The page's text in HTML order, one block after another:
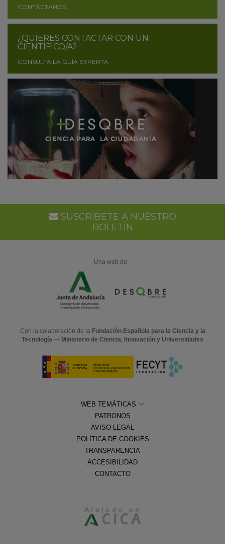
CONTÁCTANOS
¿QUIERES CONTACTAR CON UN
CIENTÍFICO/A?
CONSULTA LA GUÍA EXPERTA
SUSCRÍBETE A NUESTRO
BOLETÍN
Una web de:
Con la colaboración de la Fundación Española para la Ciencia y la
Tecnología — Ministerio de Ciencia, Innovación y Universidades
WEB TEMÁTICAS
PATRONOS
AVISO LEGAL
POLÍTICA DE COOKIES
TRANSPARENCIA
ACCESIBILIDAD
CONTACTO